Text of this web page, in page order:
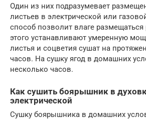
Один из них подразумевает
листьев в электрической или
способ позволит влаге
этого устанавливают умеренную
листья и соцветия сушат на
часов. На сушку ягод в домашних
несколько часов.
Как сушить боярышник в
электрической
Сушку боярышника в домашних